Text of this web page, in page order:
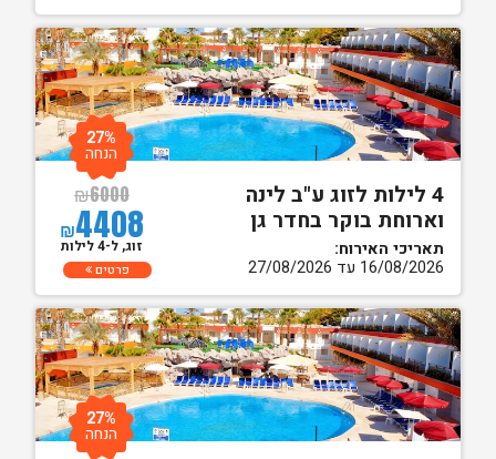
4 לילות לזוג ע"ב לינה
וארוחת בוקר בחדר גן
תאריכי האירוח:
16/08/2026 עד 27/08/2026
₪6000
₪4408
27%
הנחה
זוג, ל-4 לילות
פרטים
27%
הנחה